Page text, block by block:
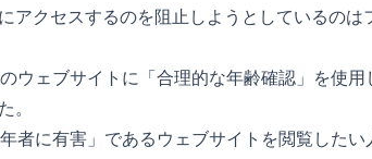
アクセスするのを阻止しようとしているの
ウェブサイトに「合理的な年齢確認」を使
者に有害」であるウェブサイトを閲覧した